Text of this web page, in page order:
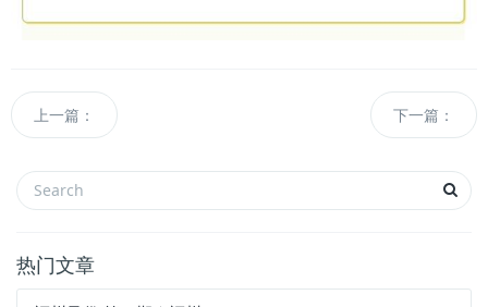
上一篇： 下一篇：
热门文章